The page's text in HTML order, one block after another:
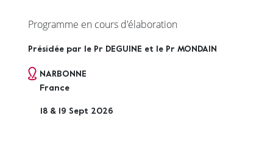
Programme en cours d'élaboration
Présidée par le Pr DEGUINE et le Pr MONDAIN
NARBONNE
France
18 & 19 Sept 2026